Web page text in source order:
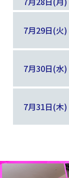
7月29日(火)
7月30日(水)
7月31日(木)